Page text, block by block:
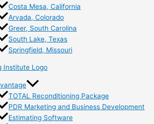
Costa Mesa, California
Arvada, Colorado
Greer, South Carolina
South Lake, Texas
Springfield, Missouri
TOTAL Reconditioning Package
PDR Marketing and Business Development
Estimating Software